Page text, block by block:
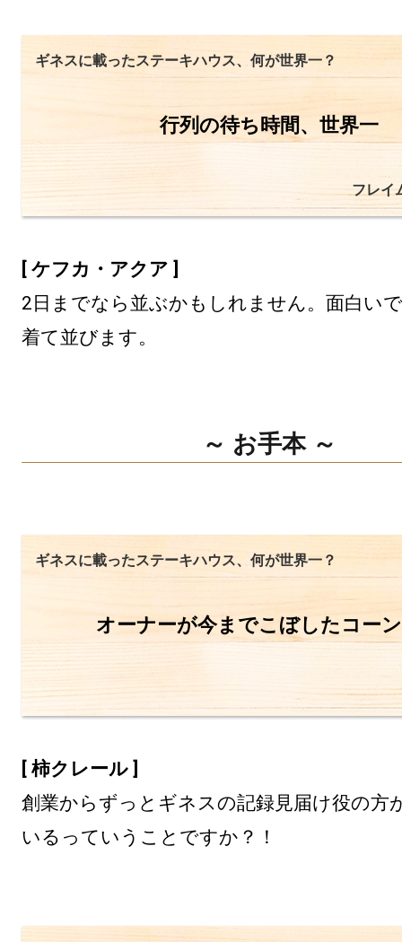
ギネスに載ったステーキハウス、何が世界一？
行列の待ち時間、世界一
フレイ
[ ケフカ・アクア ]
2日までなら並ぶかもしれません。面白い
着て並びます。
～ お手本 ～
ギネスに載ったステーキハウス、何が世界一？
オーナーが今までこぼしたコー
[ 柿クレール ]
創業からずっとギネスの記録見届け役の方
いるっていうことですか？！